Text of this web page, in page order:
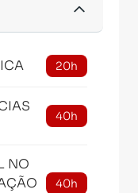
20h
40h
NO
40h